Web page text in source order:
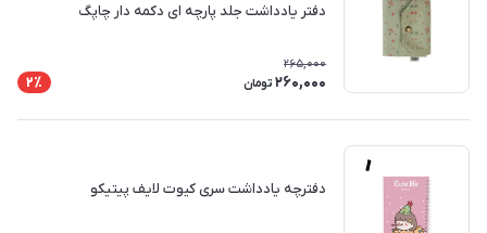
دفتر یادداشت جلد پارچه ای دکمه دار چاپگ
265,000
260,000 تومان 2٪
دفترچه یادداشت سری کیوت لایف پیتیکو